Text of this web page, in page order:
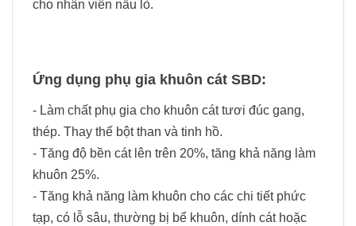
cho nhân viên nấu lò.
Ứng dụng phụ gia khuôn cát SBD:
- Làm chất phụ gia cho khuôn cát tươi đúc gang,
thép. Thay thế bột than và tinh hồ.
- Tăng độ bền cát lên trên 20%, tăng khả năng làm
khuôn 25%.
- Tăng khả năng làm khuôn cho các chi tiết phức
tạp, có lỗ sâu, thường bị bể khuôn, dính cát hoặc